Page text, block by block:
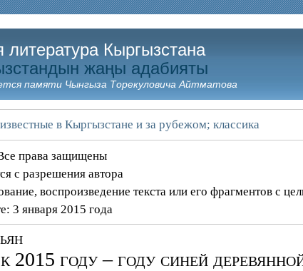
литература Кыргызстана
жаңы адабияты
памяти Чынгыза Торекуловича Айтматова
в Кыргызстане и за рубежом; классика
права защищены
с разрешения автора
воспроизведение текста или его фрагментов с
3 января 2015 года
году – году синей